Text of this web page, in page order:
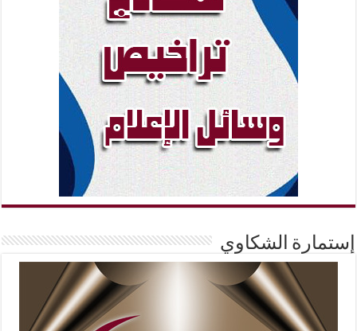
إستمارة الشكاوي